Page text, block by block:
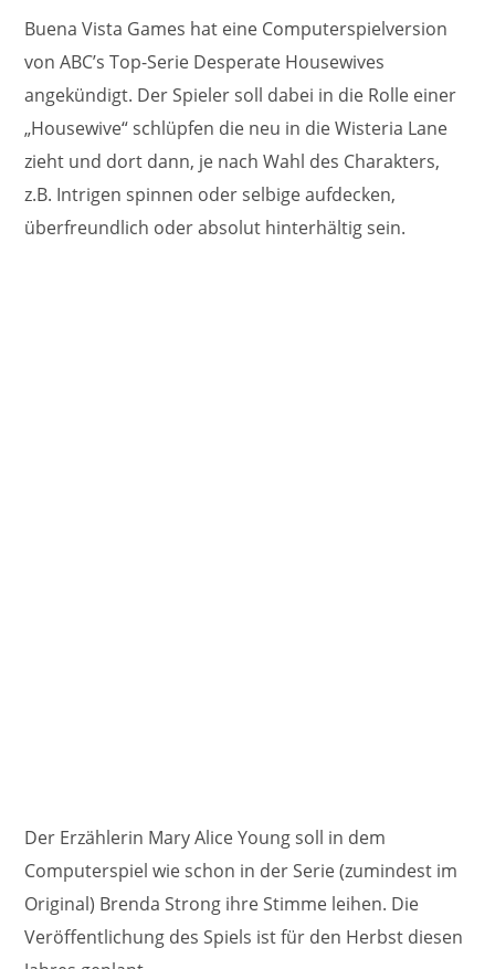
Buena Vista Games hat eine Computerspielversion
von ABC’s Top-Serie Desperate Housewives
angekündigt. Der Spieler soll dabei in die Rolle einer
„Housewive“ schlüpfen die neu in die Wisteria Lane
zieht und dort dann, je nach Wahl des Charakters,
z.B. Intrigen spinnen oder selbige aufdecken,
überfreundlich oder absolut hinterhältig sein.
Der Erzählerin Mary Alice Young soll in dem
Computerspiel wie schon in der Serie (zumindest im
Original) Brenda Strong ihre Stimme leihen. Die
Veröffentlichung des Spiels ist für den Herbst diesen